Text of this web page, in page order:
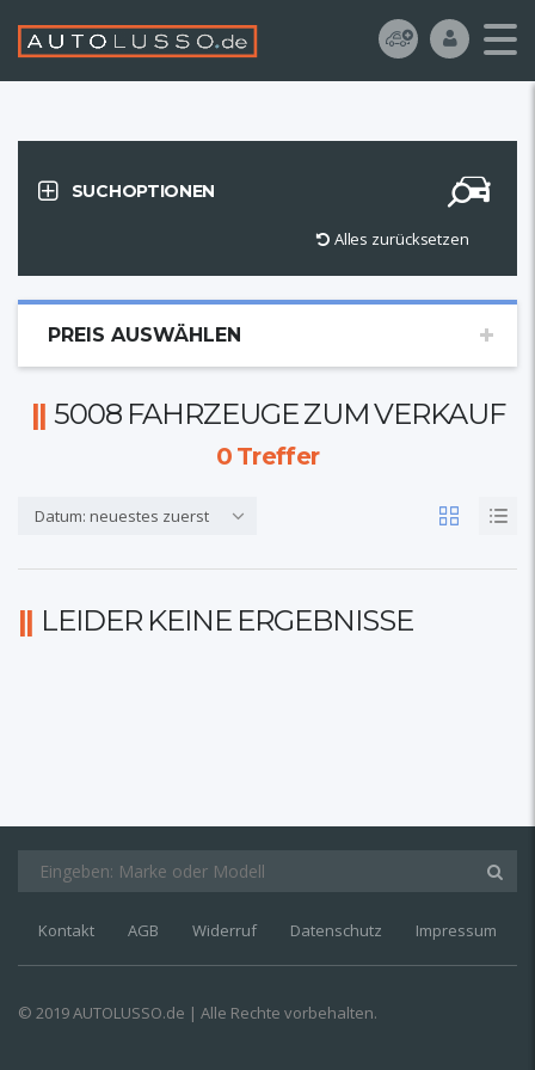
SUCHOPTIONEN
Alles zurücksetzen
PREIS AUSWÄHLEN
5008 FAHRZEUGE ZUM VERKAUF
0Treffer
Datum: neuestes zuerst
LEIDER KEINE ERGEBNISSE
Kontakt AGB Widerruf Datenschutz Impressum
© 2019 AUTOLUSSO.de | Alle Rechte vorbehalten.